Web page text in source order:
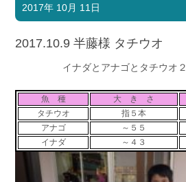
マリンライフを堪能したい！
ボート免許
長年の実績と信頼！
Shop Info.
お問い合わせ
Contact us
採用情報
Recruit
2017年 10月 11日
2017.10.9 半藤様 タチウオ
イナダとアナゴとタチウオ
魚 種 大 き さ
タチウオ
指５本
アナゴ ～５５
イナダ
～４３